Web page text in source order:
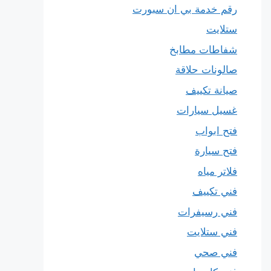
رقم خدمة بي ان سبورت
ستلايت
شفاطات مطابخ
صالونات حلاقة
صيانة تكييف
غسيل سيارات
فتح ابواب
فتح سيارة
فلاتر مياه
فني تكييف
فني رسيفرات
فني ستلايت
فني صحي